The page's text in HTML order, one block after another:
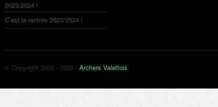
2023/2024 !
C’est la rentrée 2023/2024 !
© Copyright 2000 - 2020 - Archers Valettois